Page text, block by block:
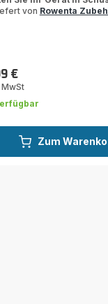
Zum
von Rowenta
€